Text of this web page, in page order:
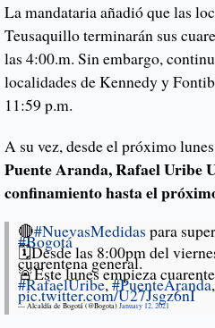
La mandataria añadió que las
Teusaquillo terminarán sus
las 4:00.m. Sin embargo,
localidades de Kennedy y
11:59 p.m.
A su vez, desde el próximo
Puente Aranda, Rafael Uribe
confinamiento hasta el
🔴#NuevasMedidas para
#Bogotá
🗓️Desde las 8:00pm del
cuarentena general.
🚨Este lunes empieza
#RafaelUribe,#PuenteAranda
pic.twitter.com/U27Jsgz6nI
— Alcaldía de Bogotá (@Bogota)January 12, 2021